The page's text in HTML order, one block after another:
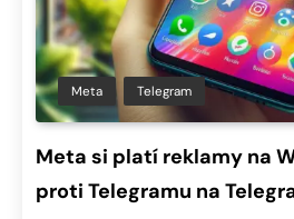
Meta Telegram
Meta si platí reklamy na
proti Telegramu na